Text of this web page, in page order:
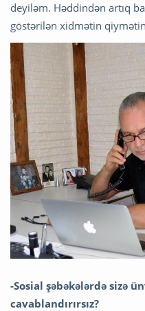
deyiləm. Həddindən artıq
göstərilən xidmətin
-Sosial şəbəkələrdə sizə
cavablandırırsız?